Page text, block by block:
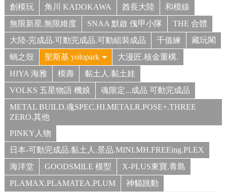
創模玩
角川 KADOKAWA 酋長大陸
和模線
無限新星.無限維度
SNAA 默啟 傀甲小隊
THE 合體
大陸-完成品.可動完成品.可動組裝成品
千值練
藏玩閣
蝸之殼
聖斯基 yolopark
大漫匠.核金重構.
HIYA 海雅
模壽
黏土人.黏土娃
VOLKS 五星物語 機娘
魂限定...成品 可動完成品
METAL BUILD.魂SPEC.HI.METALR.POSE+.THREE
ZERO.其他
PINKY人物
日本-可動完成品.黏土人.景品.MINI.MH.FREEing.PLEX
海洋堂
GOODSMILE 模型
X-PLUS東寶.青島
PLAMAX.PLAMATEA.PLUM
神貓跳動